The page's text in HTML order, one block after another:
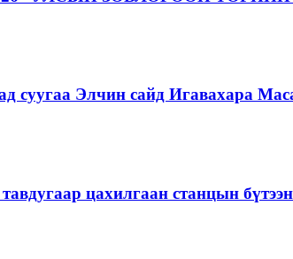
Элчин сайд Игавахара
цахилгаан станцын